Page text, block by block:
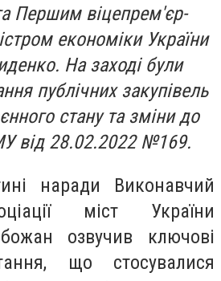
Першим віцепрем'єр-
економіки України
На заході були
публічних закупівель
стану та зміни до
від 28.02.2022 №169.
наради Виконавчий
міст України
озвучив ключові
що стосувалися